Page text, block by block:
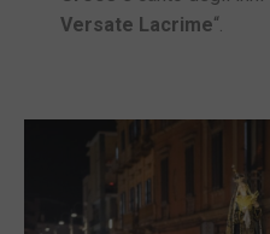
Versate Lacrime“.